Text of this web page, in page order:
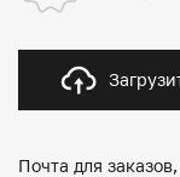
Почта для